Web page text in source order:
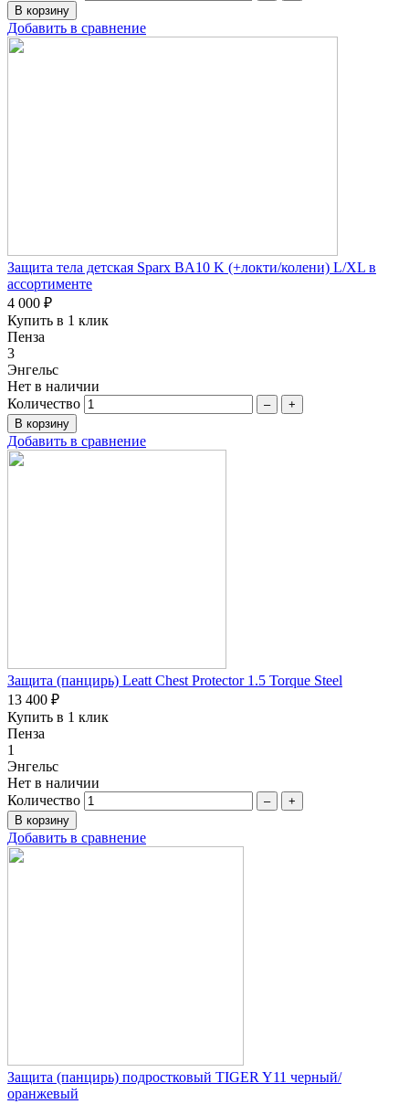
Добавить в сравнение
Защита тела детская Sparx BA10 K (+локти/колени) L/XL в
ассортименте
4 000 ₽
Купить в 1 клик
Пенза
3
Энгельс
Нет в наличии
Количество
– +
Добавить в сравнение
Защита (панцирь) Leatt Chest Protector 1.5 Torque Steel
13 400 ₽
Купить в 1 клик
Пенза
1
Энгельс
Нет в наличии
Количество
– +
Добавить в сравнение
Защита (панцирь) подростковый TIGER Y11 черный/
оранжевый